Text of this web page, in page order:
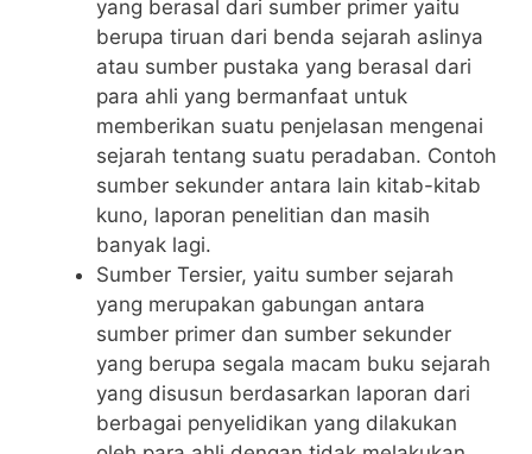
yang berasal dari sumber primer yaitu
berupa tiruan dari benda sejarah aslinya
atau sumber pustaka yang berasal dari
para ahli yang bermanfaat untuk
memberikan suatu penjelasan mengenai
sejarah tentang suatu peradaban. Contoh
sumber sekunder antara lain kitab-kitab
kuno, laporan penelitian dan masih
banyak lagi.
Sumber Tersier, yaitu sumber sejarah
yang merupakan gabungan antara
sumber primer dan sumber sekunder
yang berupa segala macam buku sejarah
yang disusun berdasarkan laporan dari
berbagai penyelidikan yang dilakukan